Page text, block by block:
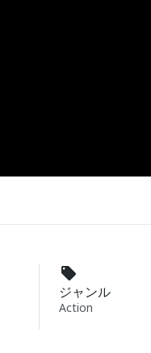
ジャンル
Action